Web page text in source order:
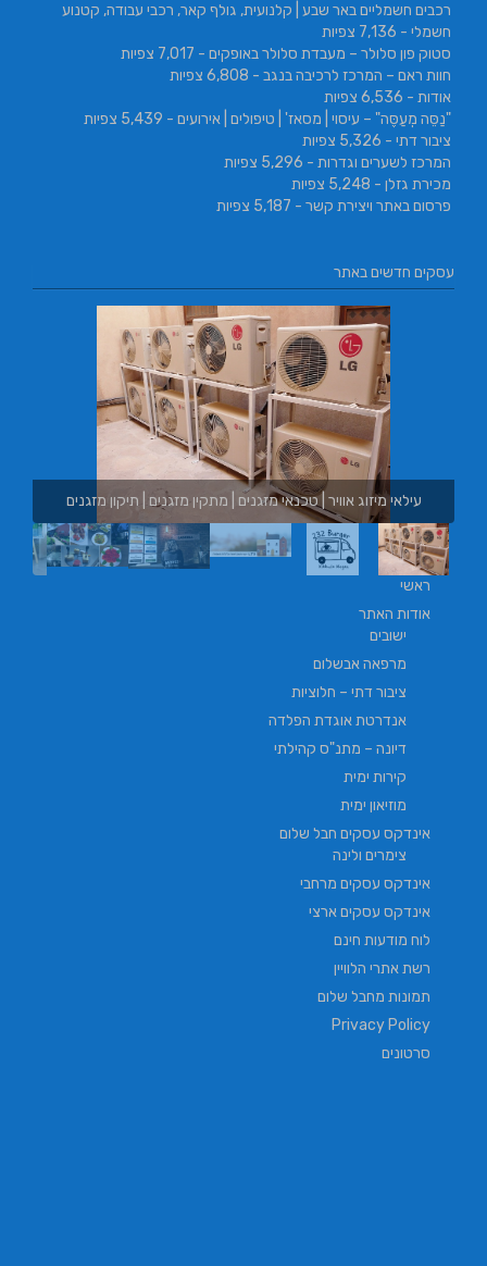
רכבים חשמליים באר שבע | קלנועית, גולף קאר, רכבי עבודה, קטנוע
חשמלי - 7,136 צפיות
סטוק פון סלולר – מעבדת סלולר באופקים - 7,017 צפיות
חוות ראם – המרכז לרכיבה בנגב - 6,808 צפיות
אודות - 6,536 צפיות
"נַסֵּה מְעַסֶּה" – עיסוי | מסאז' | טיפולים | אירועים - 5,439 צפיות
ציבור דתי - 5,326 צפיות
המרכז לשערים וגדרות - 5,296 צפיות
מכירת גזלן - 5,248 צפיות
פרסום באתר ויצירת קשר - 5,187 צפיות
עסקים חדשים באתר
עילאי מיזוג אוויר | טכנאי מזגנים | מתקין מזגנים | תיקון מזגנים
ראשי
אודות האתר
ישובים
מרפאה אבשלום
ציבור דתי – חלוציות
אנדרטת אוגדת הפלדה
דיונה – מתנ"ס קהילתי
קירות ימית
מוזיאון ימית
אינדקס עסקים חבל שלום
צימרים ולינה
אינדקס עסקים מרחבי
אינדקס עסקים ארצי
לוח מודעות חינם
רשת אתרי הלוויין
תמונות מחבל שלום
Privacy Policy
סרטונים